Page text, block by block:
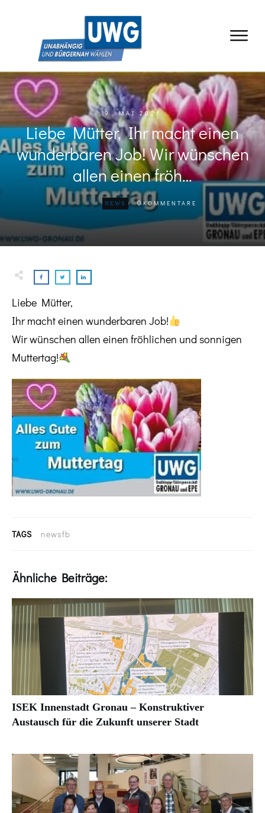
9. MAI 2021
Liebe Mütter, Ihr macht einen
wunderbaren Job! Wir wünschen
allen einen fröh…
NEWS 0 KOMMENTARE
Liebe Mütter,
Ihr macht einen wunderbaren Job!
Wir wünschen allen einen fröhlichen und sonnigen
Muttertag!
TAGS newsfb
Ähnliche Beiträge:
ISEK Innenstadt Gronau – Konstruktiver
Austausch für die Zukunft unserer Stadt